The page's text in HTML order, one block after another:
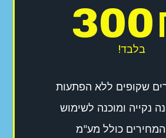
300
בלבד!
שקופים ללא הפתעות
נקייה ומוכנה לשימוש
המחירים כולל מע"מ